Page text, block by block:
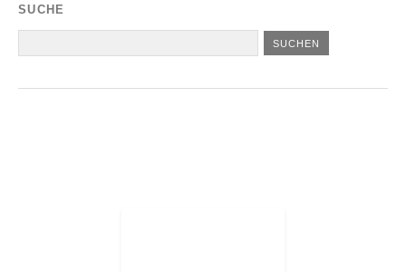
SUCHE